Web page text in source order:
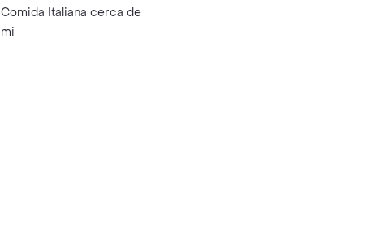
Comida Italiana cerca de
mi